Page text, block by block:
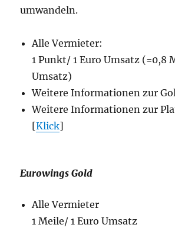
umwandeln.
Alle Vermieter:
1 Punkt/ 1 Euro Umsatz (=0,8
Umsatz)
Weitere Informationen zur
Weitere Informationen zur
[Klick]
Eurowings Gold
Alle Vermieter
1 Meile/ 1 Euro Umsatz